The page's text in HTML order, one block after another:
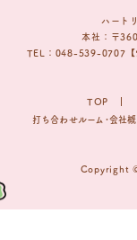
ハート
本社：〒
TEL：048-539-0707
TOP
打ち合わせルーム･会社
Copyright ©